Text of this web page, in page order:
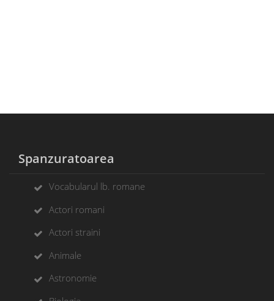
Spanzuratoarea
Vocabularul lb. romane
Actori romani
Actori straini
Animale
Astronomie